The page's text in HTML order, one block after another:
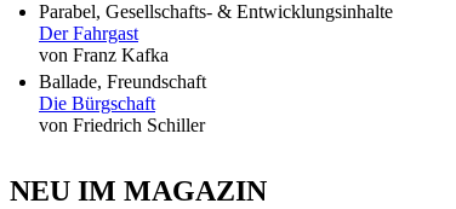
Parabel, Gesellschafts- & Entwicklungsinhalte
Der Fahrgast
von Franz Kafka
Ballade, Freundschaft
Die Bürgschaft
von Friedrich Schiller
NEU IM MAGAZIN